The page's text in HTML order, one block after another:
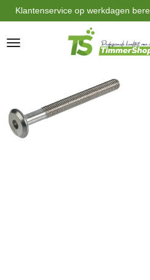
Ga
direct
naar
de
Klantenservice op werkdagen